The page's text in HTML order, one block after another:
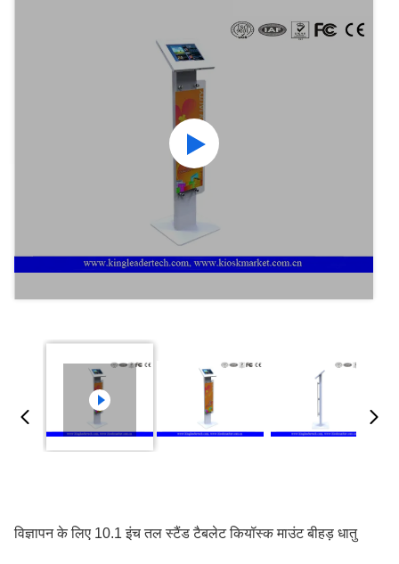
विज्ञापन के लिए 10.1 इंच तल स्टैंड टैबलेट कियॉस्क माउंट बीहड़ धातु